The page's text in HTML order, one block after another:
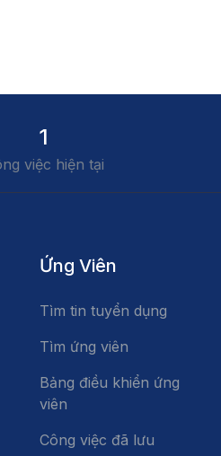
1
việc hiện tại
Ứng Viên
Tìm tin tuyển dụng
Tìm ứng viên
Bảng điều khiển ứng
viên
Công việc đã lưu